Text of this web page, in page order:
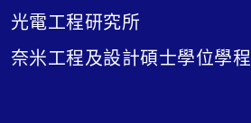
光電工程研究所
奈米工程及設計碩士學位學程